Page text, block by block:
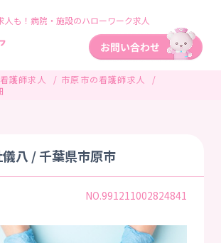
人も！病院・施設のハローワーク求人
護師求人
市原市の看護師求人
八 / 千葉県市原市
NO.991211002824841